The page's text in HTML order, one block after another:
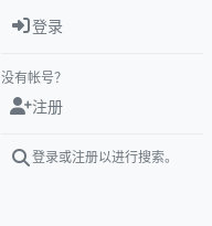
登录
没有帐号？
注册
登录或注册以进行搜索。